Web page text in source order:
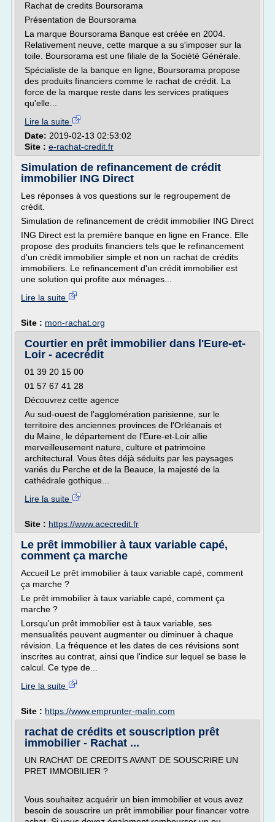
Rachat de credits Boursorama
Présentation de Boursorama
La marque Boursorama Banque est créée en 2004.
Relativement neuve, cette marque a su s'imposer sur la
toile. Boursorama est une filiale de la Société Générale.
Spécialiste de la banque en ligne, Boursorama propose
des produits financiers comme le rachat de crédit. La
force de la marque reste dans les services pratiques
qu'elle...
Lire la suite
Date: 2019-02-13 02:53:02
Site : e-rachat-credit.fr
Simulation de refinancement de crédit
immobilier ING Direct
Les réponses à vos questions sur le regroupement de
crédit.
Simulation de refinancement de crédit immobilier ING Direct
ING Direct est la première banque en ligne en France. Elle
propose des produits financiers tels que le refinancement
d'un crédit immobilier simple et non un rachat de crédits
immobiliers. Le refinancement d'un crédit immobilier est
une solution qui profite aux ménages...
Lire la suite
Site : mon-rachat.org
Courtier en prêt immobilier dans l'Eure-et-
Loir - acecrédit
01 39 20 15 00
01 57 67 41 28
Découvrez cette agence
Au sud-ouest de l'agglomération parisienne, sur le
territoire des anciennes provinces de l'Orléanais et
du Maine, le département de l'Eure-et-Loir allie
merveilleusement nature, culture et patrimoine
architectural. Vous êtes déjà séduits par les paysages
variés du Perche et de la Beauce, la majesté de la
cathédrale gothique...
Lire la suite
Site : https://www.acecredit.fr
Le prêt immobilier à taux variable capé,
comment ça marche
Accueil Le prêt immobilier à taux variable capé, comment
ça marche ?
Le prêt immobilier à taux variable capé, comment ça
marche ?
Lorsqu'un prêt immobilier est à taux variable, ses
mensualités peuvent augmenter ou diminuer à chaque
révision. La fréquence et les dates de ces révisions sont
inscrites au contrat, ainsi que l'indice sur lequel se base le
calcul. Ce type de...
Lire la suite
Site : https://www.emprunter-malin.com
rachat de crédits et souscription prêt
immobilier - Rachat ...
UN RACHAT DE CREDITS AVANT DE SOUSCRIRE UN
PRET IMMOBILIER ?
Vous souhaitez acquérir un bien immobilier et vous avez
besoin de souscrire un prêt immobilier pour financer votre